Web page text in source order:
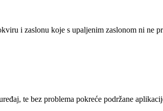
i zaslonu koje s upaljenim zaslonom ni ne
te bez problema pokreće podržane